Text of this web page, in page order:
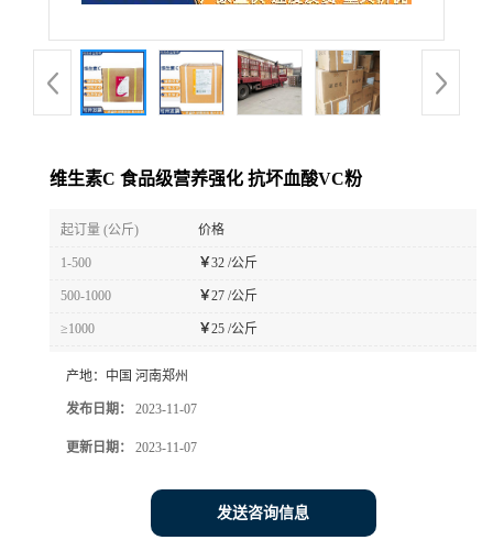
维生素C 食品级营养强化 抗坏血酸VC粉
起订量 (公斤) 价格
1-500 ￥32 /公斤
500-1000 ￥27 /公斤
≥1000 ￥25 /公斤
产地： 中国 河南郑州
发布日期： 2023-11-07
更新日期： 2023-11-07
发送咨询信息